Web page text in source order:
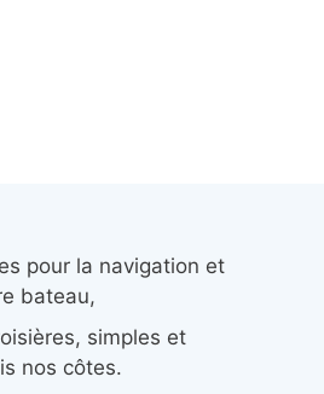
pour la navigation et
bateau,
simples et
nos côtes.